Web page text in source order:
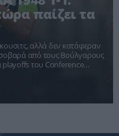
παίζει τα
αλλά δεν κατάφεραν
από τους Βούλγαρους
playoffs του Conference